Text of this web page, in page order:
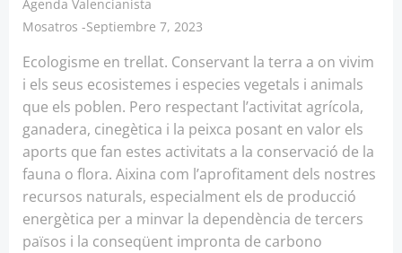
Agenda Valencianista
Mosatros -Septiembre 7, 2023
Ecologisme en trellat. Conservant la terra a on vivim
i els seus ecosistemes i especies vegetals i animals
que els poblen. Pero respectant l’activitat agrícola,
ganadera, cinegètica i la peixca posant en valor els
aports que fan estes activitats a la conservació de la
fauna o flora. Aixina com l’aprofitament dels nostres
recursos naturals, especialment els de producció
energètica per a minvar la dependència de tercers
països i la conseqüent impronta de carbono